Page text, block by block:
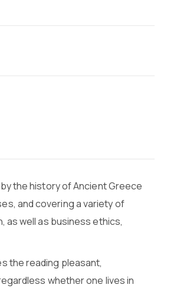
the history of Ancient Greece
and covering a variety of
as well as business ethics,
the reading pleasant,
whether one lives in